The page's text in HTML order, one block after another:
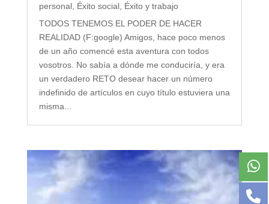
personal, Éxito social, Éxito y trabajo
TODOS TENEMOS EL PODER DE HACER
REALIDAD (F:google) Amigos, hace poco menos
de un año comencé esta aventura con todos
vosotros. No sabía a dónde me conduciría, y era
un verdadero RETO desear hacer un número
indefinido de artículos en cuyo título estuviera una
misma...